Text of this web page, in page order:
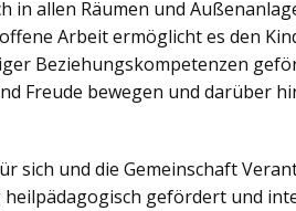
in allen Räumen und
Arbeit ermöglicht es den
Beziehungskompetenzen
Freude bewegen und darüber
sich und die Gemeinschaft
gefördert und